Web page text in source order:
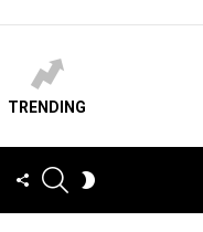
TRENDING
FOLLOWSEARCH